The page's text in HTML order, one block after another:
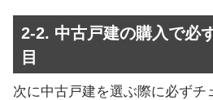
2-2. 中古戸建の購入で必
目
次に中古戸建を選ぶ際に必ずチ